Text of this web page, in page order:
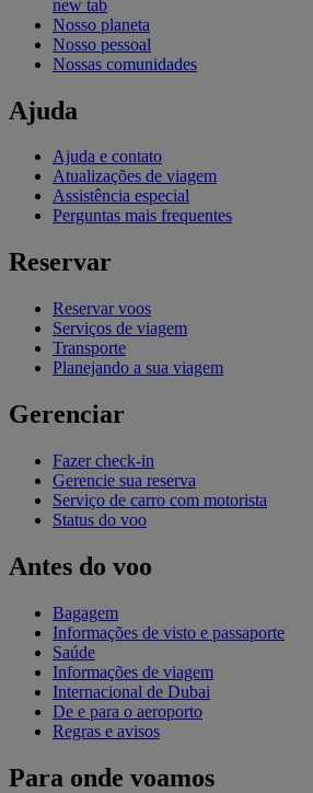
new tab
Nosso planeta
Nosso pessoal
Nossas comunidades
Ajuda
Ajuda e contato
Atualizações de viagem
Assistência especial
Perguntas mais frequentes
Reservar
Reservar voos
Serviços de viagem
Transporte
Planejando a sua viagem
Gerenciar
Fazer check-in
Gerencie sua reserva
Serviço de carro com motorista
Status do voo
Antes do voo
Bagagem
Informações de visto e passaporte
Saúde
Informações de viagem
Internacional de Dubai
De e para o aeroporto
Regras e avisos
Para onde voamos